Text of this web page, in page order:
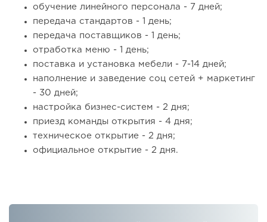
обучение линейного персонала - 7 дней;
передача стандартов - 1 день;
передача поставщиков - 1 день;
отработка меню - 1 день;
поставка и установка мебели - 7-14 дней;
наполнение и заведение соц сетей + маркетинг
- 30 дней;
настройка бизнес-систем - 2 дня;
приезд команды открытия - 4 дня;
техническое открытие - 2 дня;
официальное открытие - 2 дня.